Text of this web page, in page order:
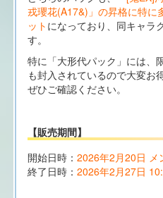
戎瓔花(A17&)」の昇格に特に
ット になっており、同キャラ
す。
特に「大形代パック」には、
も封入されているので大変お
ぜひご確認ください。
【販売期間】
開始日時： 2026年2月20日 メ
終了日時： 2026年2月27日